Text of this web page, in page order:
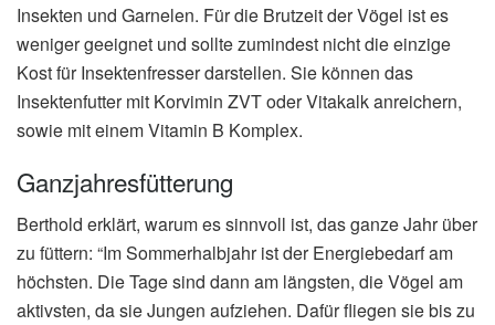
Insekten und Garnelen. Für die Brutzeit der Vögel ist es
weniger geeignet und sollte zumindest nicht die einzige
Kost für Insektenfresser darstellen. Sie können das
Insektenfutter mit Korvimin ZVT oder Vitakalk anreichern,
sowie mit einem Vitamin B Komplex.
Ganzjahresfütterung
Berthold erklärt, warum es sinnvoll ist, das ganze Jahr über
zu füttern: “Im Sommerhalbjahr ist der Energiebedarf am
höchsten. Die Tage sind dann am längsten, die Vögel am
aktivsten, da sie Jungen aufziehen. Dafür fliegen sie bis zu